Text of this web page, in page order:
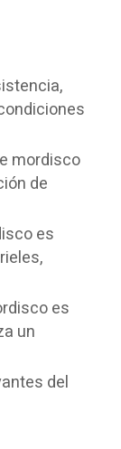
mordisco
de
es
es
un
del